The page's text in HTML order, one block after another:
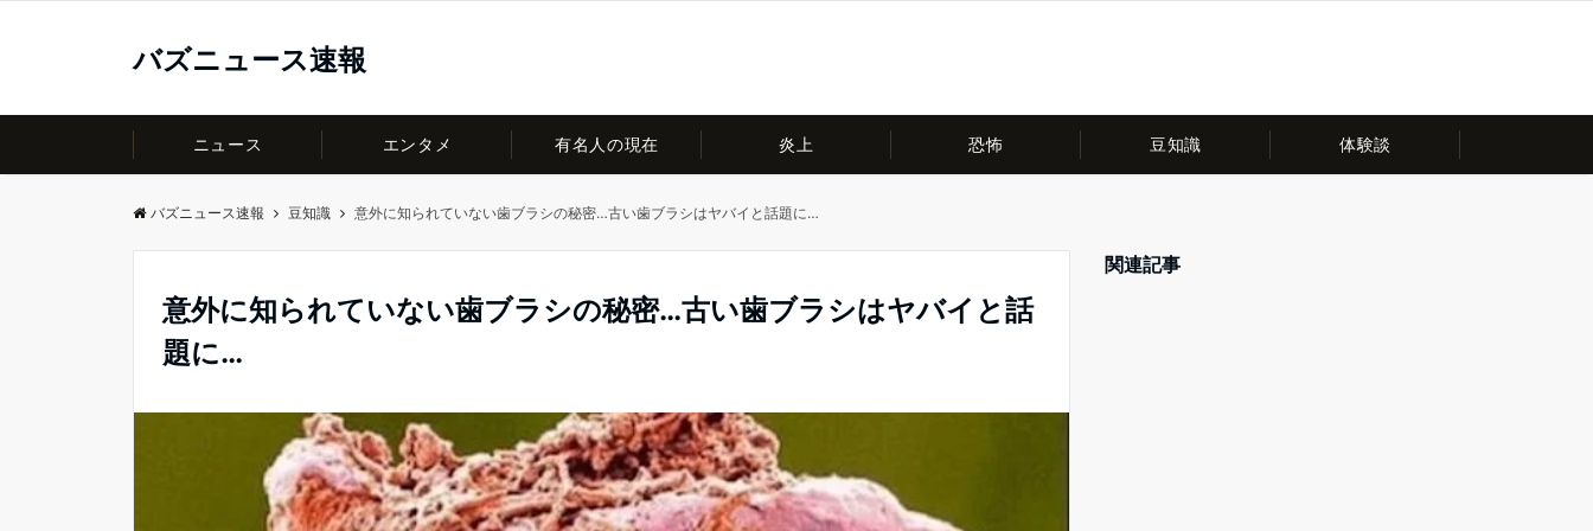
バズニュース速報
ニュース エンタメ 有名人の現在 炎上 恐怖 豆知識 体験談
バズニュース速報 豆知識 意外に知られていない歯ブラシの秘密…古い歯ブラシはヤバイと話題に…
意外に知られていない歯ブラシの秘密…古い歯ブラシはヤバイと話
題に…
関連記事